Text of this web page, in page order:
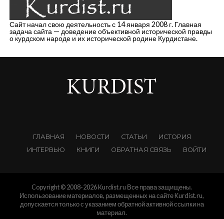
Сайт начал свою деятельность с 14 января 2008 г. Главная
задача сайта — доведение объективной исторической правды
о курдском народе и их исторической родине Курдистане.
ГЛАВНАЯ НОВОСТИ СТАТЬИ
ИСТОРИЯ
ИНТЕРВЬЮ
КНИГИ ОБРАТНАЯ СВЯЗЬ ВОЙТИ
Copyright © 2008-2026 Kurdist.ru Все права защищены.
Использование материалов, размещенных на сайте Kurdist.ru,
допускается только с указанием обратной активной ссылки на
материал.